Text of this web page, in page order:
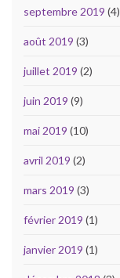
septembre 2019 (4)
août 2019 (3)
juillet 2019 (2)
juin 2019 (9)
mai 2019 (10)
avril 2019 (2)
mars 2019 (3)
février 2019 (1)
janvier 2019 (1)